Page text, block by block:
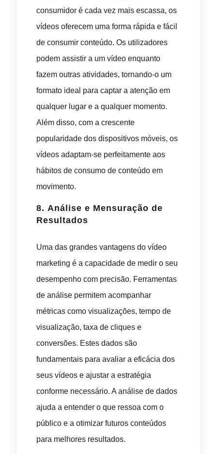
consumidor é cada vez mais escassa, os
vídeos oferecem uma forma rápida e fácil
de consumir conteúdo. Os utilizadores
podem assistir a um vídeo enquanto
fazem outras atividades, tornando-o um
formato ideal para captar a atenção em
qualquer lugar e a qualquer momento.
Além disso, com a crescente
popularidade dos dispositivos móveis, os
vídeos adaptam-se perfeitamente aos
hábitos de consumo de conteúdo em
movimento.
8. Análise e Mensuração de
Resultados
Uma das grandes vantagens do vídeo
marketing é a capacidade de medir o seu
desempenho com precisão. Ferramentas
de análise permitem acompanhar
métricas como visualizações, tempo de
visualização, taxa de cliques e
conversões. Estes dados são
fundamentais para avaliar a eficácia dos
seus vídeos e ajustar a estratégia
conforme necessário. A análise de dados
ajuda a entender o que ressoa com o
público e a otimizar futuros conteúdos
para melhores resultados.